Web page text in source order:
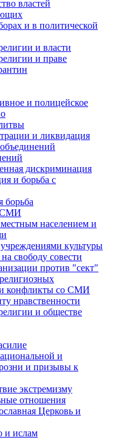
властей
и в политической
и власти
и праве
и полицейское
и ликвидация
дискриминация
и борьба с
борьба
СМИ
населением и
культуры
свободу совести
против "сект"
и конфликты со СМИ
нравственности
и обществе
и
и призывы к
экстремизму
отношения
Церковь и
и ислам